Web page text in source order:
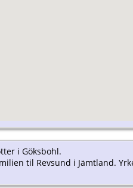
i Göksbohl.
til Revsund i Jämtland.